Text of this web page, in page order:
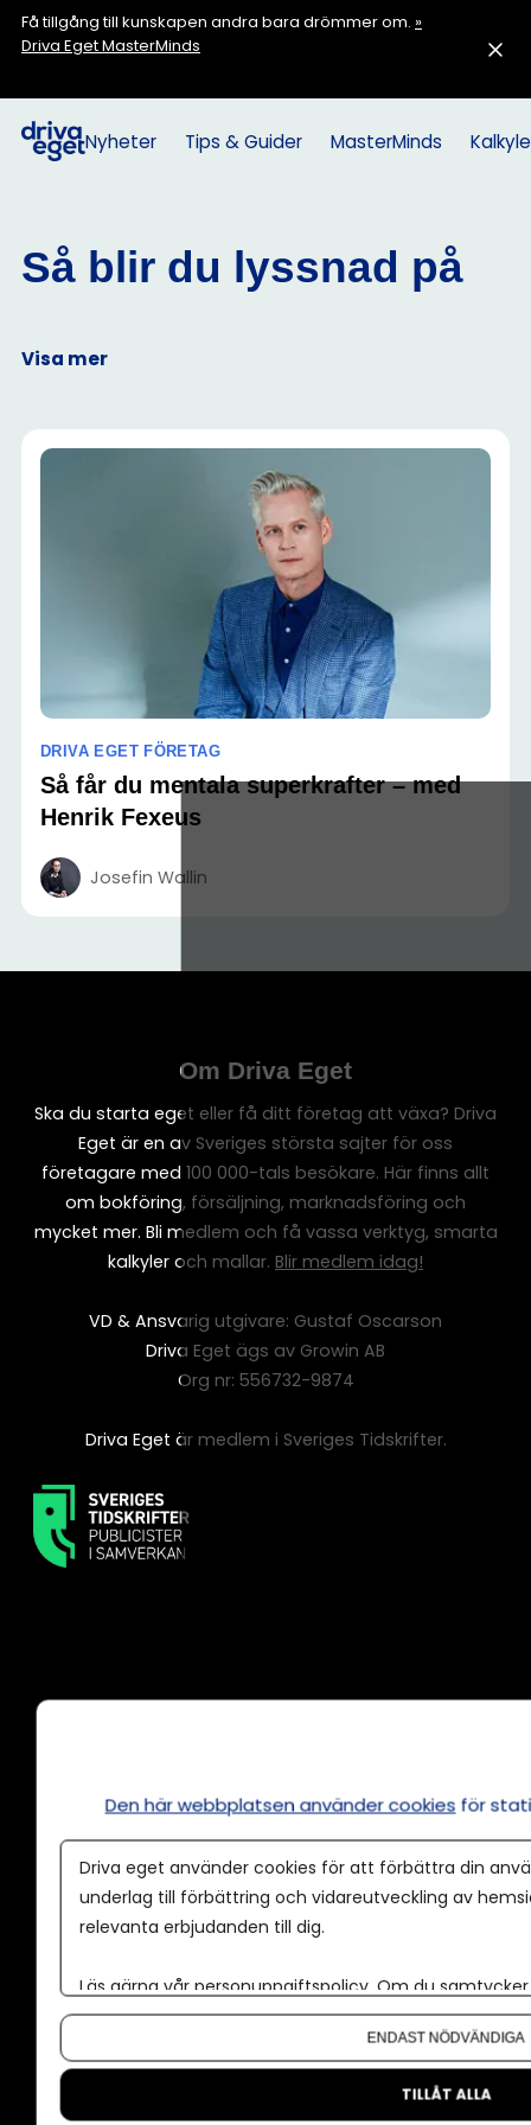
Få tillgång till kunskapen andra bara drömmer om. »
Driva Eget MasterMinds
Nyheter Tips & Guider MasterMinds
Så blir du lyssnad på
Visa mer
DRIVA EGET FÖRETAG
Så får du mentala superkrafter – med
Henrik Fexeus
Josefin Wallin
Om Driva Eget
Ska du starta eget eller få ditt företag att växa? Driva
Eget är en av Sveriges största sajter för oss
företagare med 100 000-tals besökare. Här finns allt
om bokföring, försäljning, marknadsföring och
mycket mer. Bli medlem och få vassa verktyg, smarta
kalkyler och mallar. Blir medlem idag!
VD & Ansvarig utgivare: Gustaf Oscarson
Driva Eget ägs av Growin AB
Org nr: 556732-9874
Driva Eget är medlem i Sveriges Tidskrifter.
Våra användarvillkor
Policy för AI
Annonspolicy
Tillgänglighet
Om oss
Den här webbplatsen använder cookies för
Driva eget använder cookies för att förbättra din
underlag till förbättring och vidareutveckling av
relevanta erbjudanden till dig.
Läs gärna vår personuppgiftspolicy. Om du
Om du vill ändra ditt val i efterhand hittar du den
ENDAST NÖDVÄNDIGA
TILLÅT ALLA